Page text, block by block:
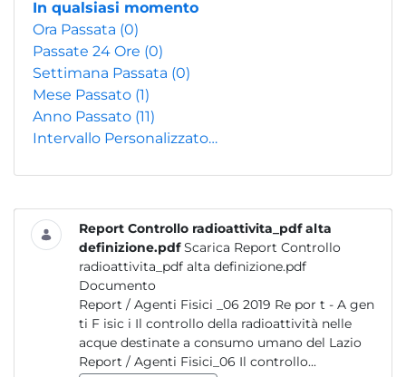
In qualsiasi momento
Ora Passata (0)
Passate 24 Ore (0)
Settimana Passata (0)
Mese Passato (1)
Anno Passato (11)
Intervallo Personalizzato…
Report Controllo radioattivita_pdf alta
definizione.pdf Scarica Report Controllo
radioattivita_pdf alta definizione.pdf
Documento
Report / Agenti Fisici _06 2019 Re por t - A gen
ti F isic i Il controllo della radioattività nelle
acque destinate a consumo umano del Lazio
Report / Agenti Fisici_06 Il controllo...